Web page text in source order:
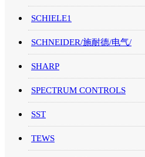
SCHIELE1
SCHNEIDER/施耐德/电气/
SHARP
SPECTRUM CONTROLS
SST
TEWS